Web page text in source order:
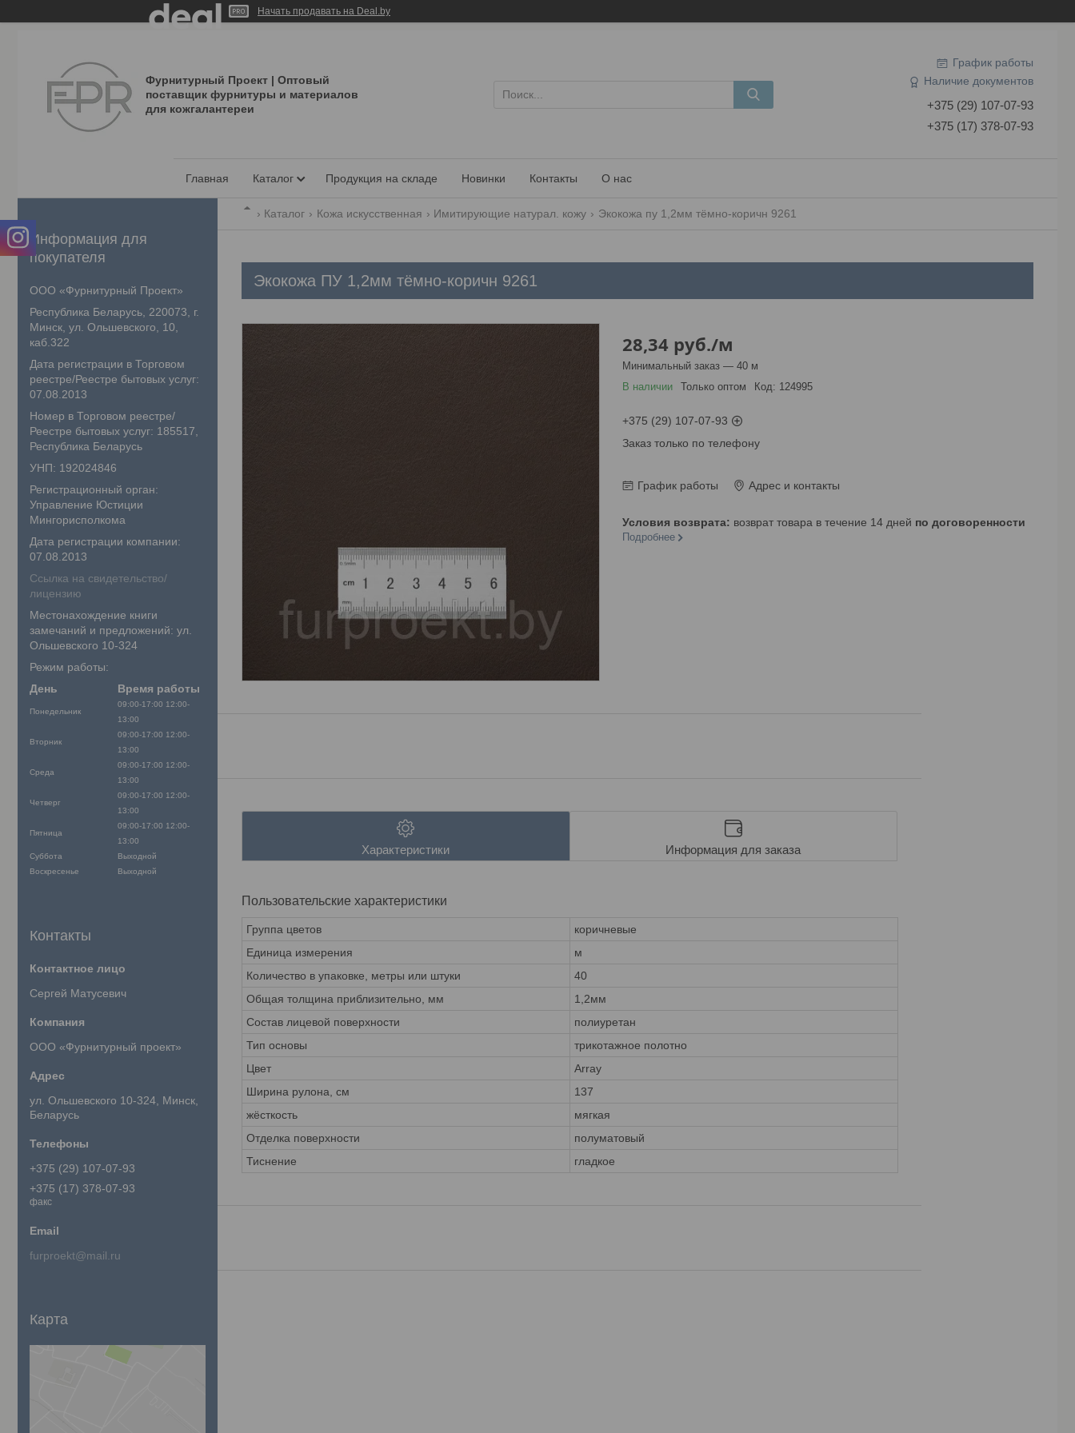
Начать продавать на Deal.by
Фурнитурный Проект | Оптовый
поставщик фурнитуры и материалов
для кожгалантереи
График работы
Наличие документов
+375 (29) 107-07-93
+375 (17) 378-07-93
Главная Каталог Продукция на складе Новинки Контакты О нас
Каталог Кожа искусственная Имитирующие натурал. кожу Экокожа пу 1,2мм тёмно-коричн 9261
Экокожа ПУ 1,2мм тёмно-коричн 9261
28,34 руб./м
Минимальный заказ — 40 м
В наличии
Только оптом Код: 124995
+375 (29) 107-07-93
Заказ только по телефону
График работы Адрес и контакты
возврат товара в течение 14 дней по договоренности
Подробнее
Характеристики Информация для заказа
Пользовательские характеристики
Группа цветов
коричневые
Единица измерения
м
Количество в упаковке, метры или штуки
40
Общая толщина приблизительно, мм
1,2мм
Состав лицевой поверхности
полиуретан
Тип основы
трикотажное полотно
Цвет
Array
Ширина рулона, см
137
жёсткость
мягкая
Отделка поверхности
полуматовый
Тиснение
гладкое
Информация для
покупателя
ООО «Фурнитурный Проект»
Республика Беларусь, 220073, г.
Минск, ул. Ольшевского, 10,
каб.322
Дата регистрации в Торговом
реестре/Реестре бытовых услуг:
07.08.2013
Номер в Торговом реестре/
Реестре бытовых услуг: 185517,
Республика Беларусь
УНП: 192024846
Регистрационный орган:
Управление Юстиции
Мингорисполкома
Дата регистрации компании:
07.08.2013
Ссылка на свидетельство/
лицензию
Местонахождение книги
замечаний и предложений: ул.
Ольшевского 10-324
Режим работы:
День
Время работы
Понедельник
09:00-17:00 12:00-
13:00
Вторник
09:00-17:00 12:00-
13:00
Среда
09:00-17:00 12:00-
13:00
Четверг
09:00-17:00 12:00-
13:00
Пятница
09:00-17:00 12:00-
13:00
Суббота
Выходной
Воскресенье
Выходной
Контакты
Сергей Матусевич
ООО «Фурнитурный проект»
ул. Ольшевского 10-324, Минск,
Беларусь
+375 (29) 107-07-93
+375 (17) 378-07-93
факс
furproekt@mail.ru
Карта